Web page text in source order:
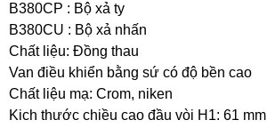
B380CP : Bộ xả ty
B380CU : Bộ xả nhấn
Chất liệu: Đồng thau
Van điều khiển bằng sứ có độ bền cao
Chất liệu mạ: Crom, niken
Kich thước chiều cao đầu vòi H1: 61 mm